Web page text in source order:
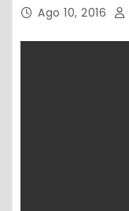
Ago 10, 2016